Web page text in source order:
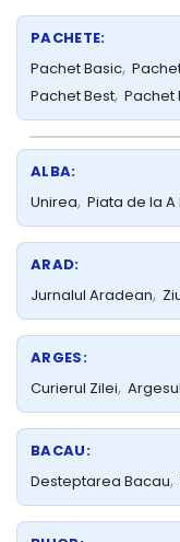
PACHETE:
Pachet Basic,
Pachet Best, Pachet
ALBA:
Unirea, Piata de la A
ARAD:
Jurnalul Aradean,
ARGES:
Curierul Zilei, Argesul
BACAU:
Desteptarea Bacau,